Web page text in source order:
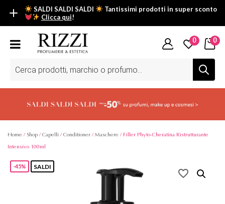
SALDI SALDI SALDI
Tantissimi prodotti in super sconto
Clicca qui!
SALDI SALDI SALDI
Fino al -50% su tantissimi prodotti beauty nella sezione saldi: il
Scopri tutti i prodotti in super saldo!Clicca qui
prodotti
0 0
Home / Shop / Capelli / Conditioner / Maschere / Filler Phyto-Cheratina Ristrutturante
Intensivo 100ml
-45% SALDI